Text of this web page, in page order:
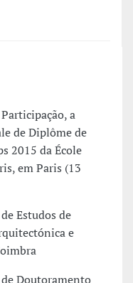
a
de Diplôme de
2015 da École
em Paris (13
Estudos de
e
Doutoramento